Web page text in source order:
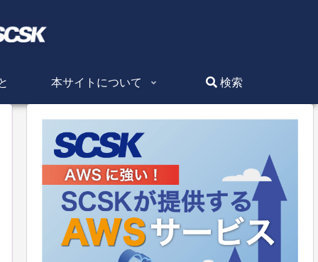
本サイトについて 検索